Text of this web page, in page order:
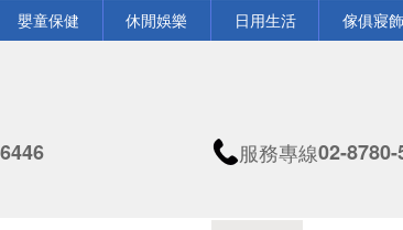
嬰童保健 休閒娛樂 日用生活 傢俱寢飾
服務專線02-